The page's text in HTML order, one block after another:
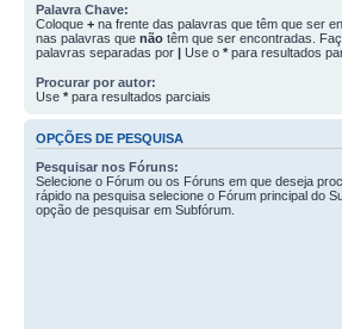
Palavra Chave:
Coloque + na frente das palavras que têm que ser
nas palavras que não têm que ser encontradas.
palavras separadas por | Use o * para resultados
Procurar por autor:
Use * para resultados parciais
OPÇÕES DE PESQUISA
Pesquisar nos Fóruns:
Selecione o Fórum ou os Fóruns em que deseja
rápido na pesquisa selecione o Fórum principal do
opção de pesquisar em Subfórum.